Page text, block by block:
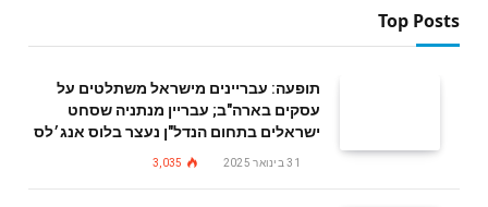
Top Posts
תופעה: עבריינים מישראל משתלטים על
עסקים בארה"ב; עבריין מנתניה שסחט
ישראלים בתחום הנדל"ן נעצר בלוס אנג׳לס
31 בינואר 2025 3,035